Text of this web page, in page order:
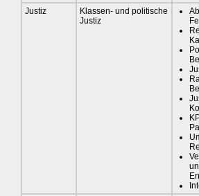
Justiz
Klassen- und politische
Justiz